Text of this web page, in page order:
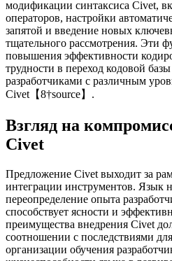
Civet похвастаться высокой
базами JavaScript/TypeScript,
рассматривающих его внедрение.
модификации синтаксиса Civet,
операторов, настройки
запятой и введение новых
тщательного рассмотрения. Эти
повышения эффективности
разработчиками с различным
Civet【8†source】.
Civet
Предложение Civet выходит за
интеграции инструментов. Язык
переопределение опыта
способствует ясности и